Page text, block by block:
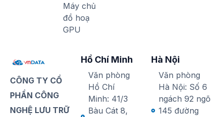
Máy chủ
đồ hoạ
GPU
CÔNG TY CỔ
PHẦN CÔNG
NGHỆ LƯU TRỮ
Hồ Chí Minh
Văn phòng
Hồ Chí
Minh: 41/3
Bàu Cát 8,
Hà Nội
Văn phòng
Hà Nội: Số 6
ngách 92 ngõ
145 đường